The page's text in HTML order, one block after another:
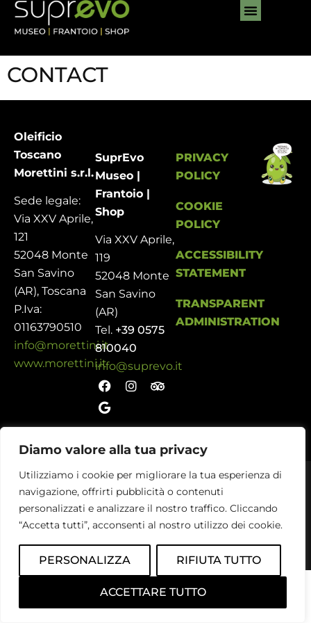
Diamo valore alla tua privacy
Utilizziamo i cookie per migliorare la tua esperienza di
navigazione, offrirti pubblicità o contenuti
personalizzati e analizzare il nostro traffico. Cliccando
“Accetta tutti”, acconsenti al nostro utilizzo dei cookie.
PERSONALIZZA RIFIUTA TUTTO
ACCETTARE TUTTO
content
CONTACT
Oleificio
Toscano
Morettini s.r.l.
Sede legale:
Via XXV Aprile,
121
52048 Monte
San Savino
(AR), Toscana
P.Iva:
01163790510
info@morettini.it
www.morettini.it
SuprEvo
Museo |
Frantoio |
Shop
Via XXV Aprile,
119
52048 Monte
San Savino
(AR)
Tel.+39 0575
810040
info@suprevo.it
PRIVACY
POLICY
COOKIE
POLICY
ACCESSIBILITY
STATEMENT
TRANSPARENT
ADMINISTRATION
PRENOTA/BOOK
© SuprEvo 2023 | Creditsstudioastra.it